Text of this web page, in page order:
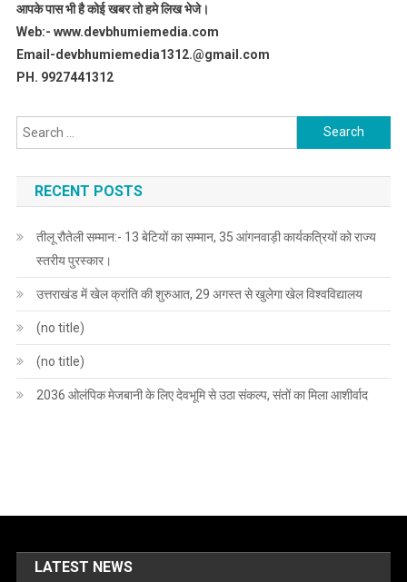
आपके पास भी है कोई खबर तो हमे लिख भेजे।
Web:- www.devbhumiemedia.com
Email-devbhumiemedia1312.@gmail.com
PH. 9927441312
Search
for:
RECENT POSTS
तीलू रौतेली सम्मान:- 13 बेटियों का सम्मान, 35 आंगनवाड़ी कार्यकत्रियों को राज्य
स्तरीय पुरस्कार।
उत्तराखंड में खेल क्रांति की शुरुआत, 29 अगस्त से खुलेगा खेल विश्वविद्यालय
(no title)
(no title)
2036 ओलंपिक मेजबानी के लिए देवभूमि से उठा संकल्प, संतों का मिला आशीर्वाद
LATEST NEWS